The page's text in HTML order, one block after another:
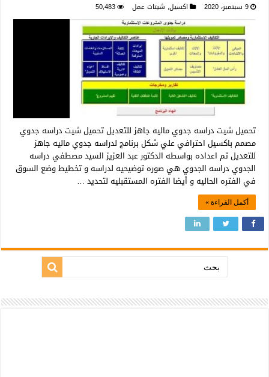
9 سبتمبر، 2020 اكسيل, شيتات عمل 50,483
تحميل شيت دراسه جدوي ماليه جاهز للتعديل تحميل شيت دراسه جدوي
مصمم باكسيل احترافي علي شكل برنامج لدراسه جدوي ماليه جاهز
للتعديل تم اعداده بواسطه الدكتور عبد العزيز السيد مصطفي دراسه
الجدوي دراسه الجدوي هي صوره توضيحيه لدراسه و تخطيط وضع السوق
في الفتره الحاليه و أيضا الفتره المستقبليه لتحديد …
أكمل القراءة »
بحث: